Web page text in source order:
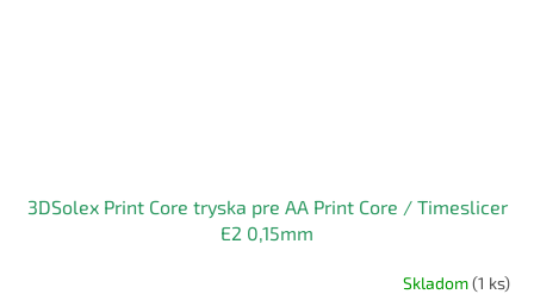
3DSolex Print Core tryska pre AA Print Core / Timeslicer
E2 0,15mm
Skladom(1 ks)